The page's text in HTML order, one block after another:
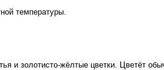
температуры.
и золотисто-жёлтые цветки. Цветёт